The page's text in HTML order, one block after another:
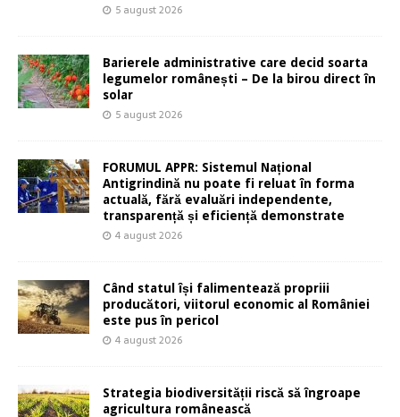
5 august 2026
Barierele administrative care decid soarta
legumelor românești – De la birou direct în
solar
5 august 2026
FORUMUL APPR: Sistemul Național
Antigrindină nu poate fi reluat în forma
actuală, fără evaluări independente,
transparență și eficiență demonstrate
4 august 2026
Când statul își falimentează propriii
producători, viitorul economic al României
este pus în pericol
4 august 2026
Strategia biodiversității riscă să îngroape
agricultura românească